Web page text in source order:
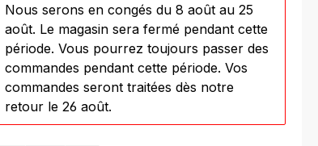
Nous serons en congés du 8 août au 25
août. Le magasin sera fermé pendant cette
période. Vous pourrez toujours passer des
commandes pendant cette période. Vos
commandes seront traitées dès notre
retour le 26 août.